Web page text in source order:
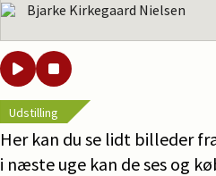
Bjarke Kirkegaard Nielsen
Udstilling
Her kan du se lidt billeder
i næste uge kan de ses og